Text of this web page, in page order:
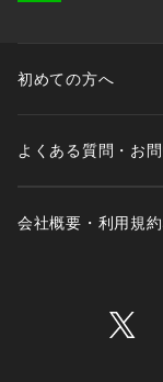
初めての方へ
よくある質問・お
会社概要・利用規